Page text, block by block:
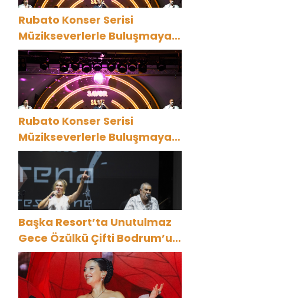
Rubato Konser Serisi
Müzikseverlerle Buluşmaya
Devam Ediyor
Rubato Konser Serisi
Müzikseverlerle Buluşmaya
Devam Ediyor
Başka Resort’ta Unutulmaz
Gece Özülkü Çifti Bodrum’u
Büyüledi